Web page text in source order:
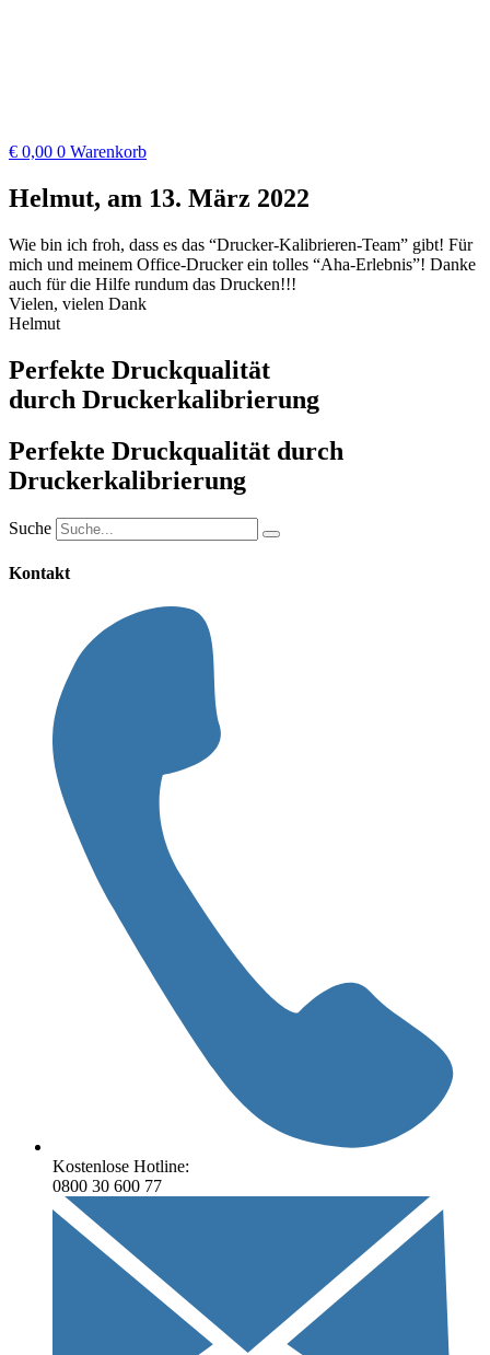
€ 0,00 0 Warenkorb
Helmut, am 13. März 2022
Wie bin ich froh, dass es das “Drucker-Kalibrieren-Team” gibt! Für
mich und meinem Office-Drucker ein tolles “Aha-Erlebnis”! Danke
auch für die Hilfe rundum das Drucken!!!
Vielen, vielen Dank
Helmut
Perfekte Druckqualität
durch Druckerkalibrierung
Perfekte Druckqualität durch
Druckerkalibrierung
Suche
Kontakt
Kostenlose Hotline:
0800 30 600 77